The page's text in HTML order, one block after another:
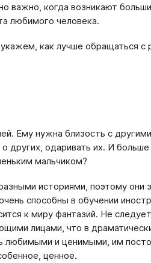
важно, когда возникают
любимого человека.
как лучше обращаться
Ему нужна близость с
других, одаривать их. И
мальчиком?
историями, поэтому они
способны в обучении
к миру фантазий. Не
лицами, что в
любимыми и ценимыми, им
ценное.